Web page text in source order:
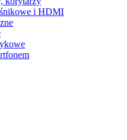
i HDMI